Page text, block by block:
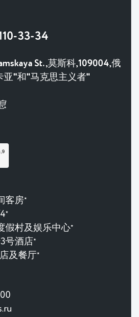
33-34
St.,莫斯科,109004,俄
亚"和"马克思主义者"
客房★
★
假村及娱乐中心★
号酒店 ★
及餐厅★